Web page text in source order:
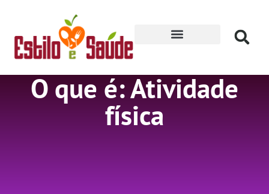
O que é: Atividade
física